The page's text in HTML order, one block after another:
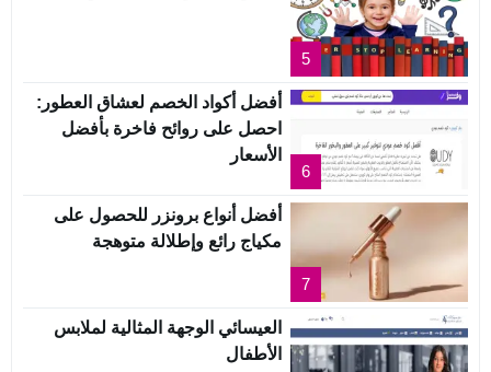
5
6
أفضل أكواد الخصم لعشاق العطور:
احصل على روائح فاخرة بأفضل
الأسعار
7
أفضل أنواع برونزر للحصول على
مكياج رائع وإطلالة متوهجة
العيسائي الوجهة المثالية لملابس
الأطفال